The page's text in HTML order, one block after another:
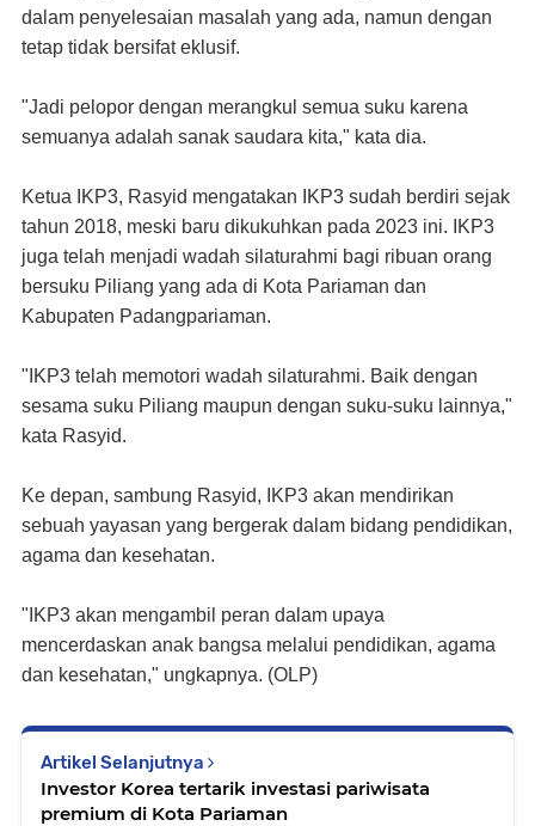
dalam penyelesaian masalah yang ada, namun dengan
tetap tidak bersifat eklusif.
"Jadi pelopor dengan merangkul semua suku karena
semuanya adalah sanak saudara kita," kata dia.
Ketua IKP3, Rasyid mengatakan IKP3 sudah berdiri sejak
tahun 2018, meski baru dikukuhkan pada 2023 ini. IKP3
juga telah menjadi wadah silaturahmi bagi ribuan orang
bersuku Piliang yang ada di Kota Pariaman dan
Kabupaten Padangpariaman.
"IKP3 telah memotori wadah silaturahmi. Baik dengan
sesama suku Piliang maupun dengan suku-suku lainnya,"
kata Rasyid.
Ke depan, sambung Rasyid, IKP3 akan mendirikan
sebuah yayasan yang bergerak dalam bidang pendidikan,
agama dan kesehatan.
"IKP3 akan mengambil peran dalam upaya
mencerdaskan anak bangsa melalui pendidikan, agama
dan kesehatan," ungkapnya. (OLP)
Artikel Selanjutnya
Investor Korea tertarik investasi pariwisata
premium di Kota Pariaman